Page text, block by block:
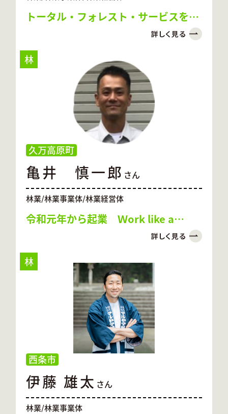
トータル・フォレスト・サービスを目
林
久万高原町
亀井 慎一郎 さん
林業/林業事業体/林業経営体
令和元年から起業 Ｗork like a
林
西条市
伊藤 雄太 さん
林業/林業事業体